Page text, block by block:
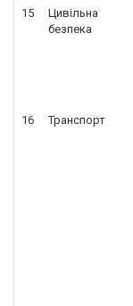
15
Цивільна
безпека
16 Транспорт